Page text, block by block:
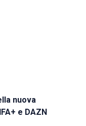
nuova
e DAZN